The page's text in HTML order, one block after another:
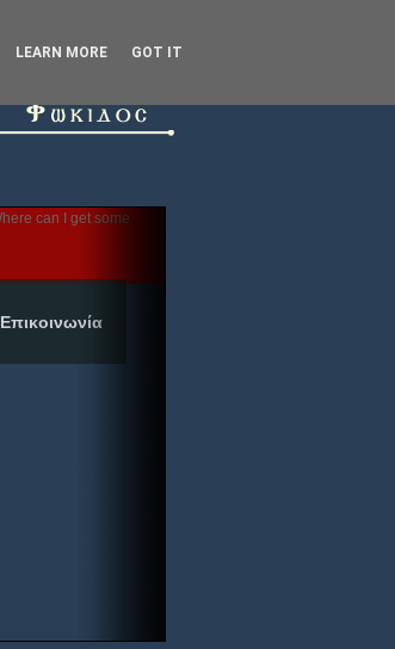
Επικοινωνία
LEARN MORE GOT IT